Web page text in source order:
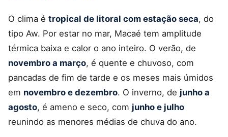
O clima é tropical de litoral com estação seca, do
tipo Aw. Por estar no mar, Macaé tem amplitude
térmica baixa e calor o ano inteiro. O verão, de
novembro a março, é quente e chuvoso, com
pancadas de fim de tarde e os meses mais úmidos
em novembro e dezembro. O inverno, de junho a
agosto, é ameno e seco, com junho e julho
reunindo as menores médias de chuva do ano.